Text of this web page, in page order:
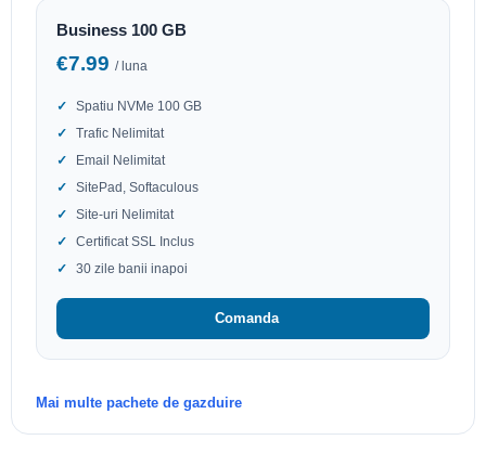
Business 100 GB
€7.99 / luna
Spatiu NVMe 100 GB
Trafic Nelimitat
Email Nelimitat
SitePad, Softaculous
Site-uri Nelimitat
Certificat SSL Inclus
30 zile banii inapoi
Comanda
Mai multe pachete de gazduire